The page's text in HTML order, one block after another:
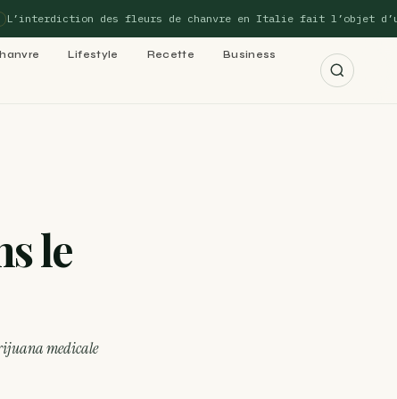
des fleurs de chanvre en Italie fait l’objet d’un
Lifestyle Recette Business
: le
le
medicale